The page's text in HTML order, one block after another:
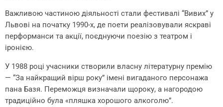
Важливою частиною діяльності стали фестивалі “Вивих” у
Львові на початку 1990-х, де поети реалізовували яскраві
перформанси та акції, поєднуючи поезію з театром і
іронією.
У 1988 році учасники створили власну літературну премію
— “За найкращий вірш року” імені вигаданого персонажа
пана Базя. Переможця визначали щороку, а нагородою
традиційно була «пляшка хорошого алкоголю”.